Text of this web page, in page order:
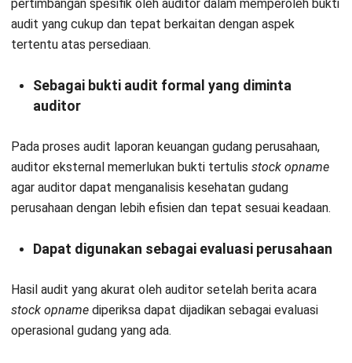
pertimbangan spesifik oleh auditor dalam memperoleh bukti
audit yang cukup dan tepat berkaitan dengan aspek
tertentu atas persediaan.
Sebagai bukti audit formal yang diminta
auditor
Pada proses audit laporan keuangan gudang perusahaan,
auditor eksternal memerlukan bukti tertulis stock opname
agar auditor dapat menganalisis kesehatan gudang
perusahaan dengan lebih efisien dan tepat sesuai keadaan.
Dapat digunakan sebagai evaluasi perusahaan
Hasil audit yang akurat oleh auditor setelah berita acara
stock opname diperiksa dapat dijadikan sebagai evaluasi
operasional gudang yang ada.